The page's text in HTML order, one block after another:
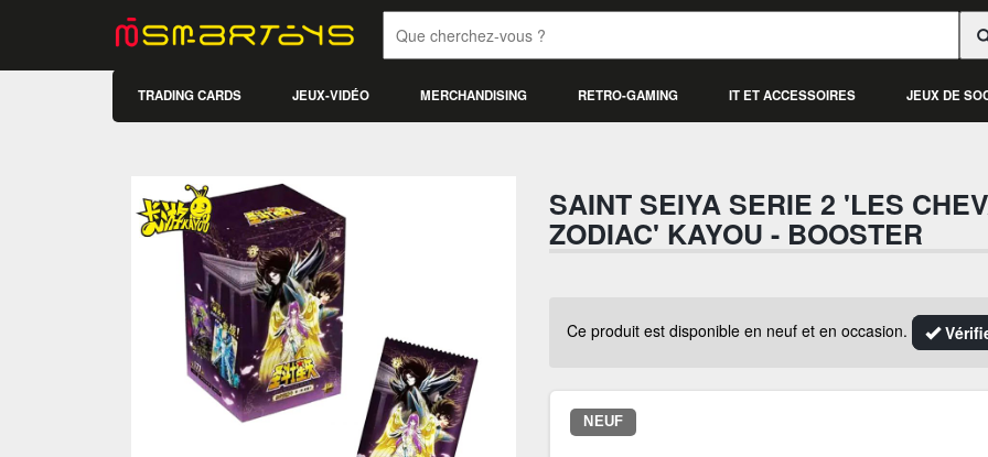
TRADING CARDS JEUX-VIDÉO MERCHANDISING RETRO-GAMING IT ET ACCESSOIRES JEUX DE
SAINT SEIYA SERIE 2 'LES
ZODIAC' KAYOU - BOOSTER
Ce produit est disponible en neuf et en occasion.
NEUF